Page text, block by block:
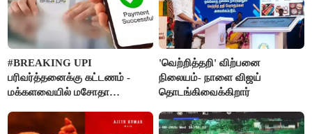
#BREAKING UPI
பரிவர்த்தனைக்கு கட்டணம் -
மக்களவையில் மசோதா
'வெற்றித்தறி' விற்பனை
நிலையம்- நாளை விஜய்
தொடங்கிவைக்கிறார்